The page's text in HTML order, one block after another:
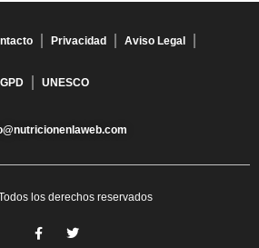
Privacidad Aviso Legal
UNESCO
los derechos reservados